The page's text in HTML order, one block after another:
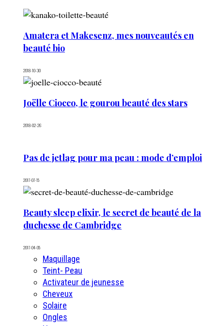
Amatera et Makesenz, mes nouveautés en
beauté bio
2018-10-30
Joëlle Ciocco, le gourou beauté des stars
2018-02-26
Pas de jetlag pour ma peau : mode d’emploi
2017-07-15
Beauty sleep elixir, le secret de beauté de la
duchesse de Cambridge
2017-04-05
Maquillage
Teint- Peau
Activateur de jeunesse
Cheveux
Solaire
Ongles